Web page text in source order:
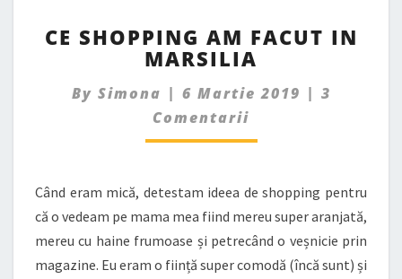
SHOPPING
AM
IN
MARSILIA
CE SHOPPING AM FACUT IN
MARSILIA
By Simona | 6 Martie 2019 | 3
Comentarii
Când eram mică, detestam ideea de shopping pentru
că o vedeam pe mama mea fiind mereu super aranjată,
mereu cu haine frumoase și petrecând o veșnicie prin
magazine. Eu eram o ființă super comodă (încă sunt) și